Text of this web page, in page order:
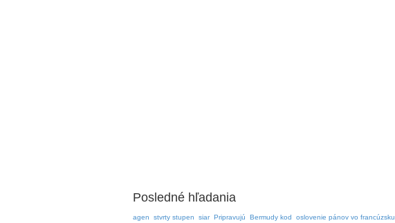
Posledné hľadania
agen stvrty stupen siar Pripravujú Bermudy kod oslovenie pánov vo francúzsku